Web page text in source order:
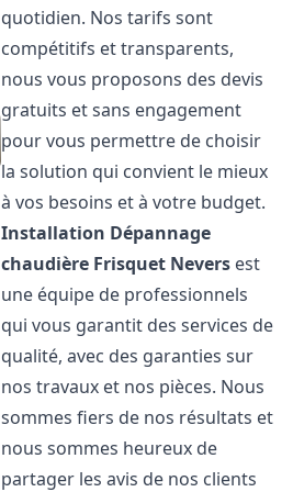
quotidien. Nos tarifs sont
compétitifs et transparents,
nous vous proposons des devis
gratuits et sans engagement
pour vous permettre de choisir
la solution qui convient le mieux
à vos besoins et à votre budget.
Installation Dépannage
chaudière Frisquet Nevers est
une équipe de professionnels
qui vous garantit des services de
qualité, avec des garanties sur
nos travaux et nos pièces. Nous
sommes fiers de nos résultats et
nous sommes heureux de
partager les avis de nos clients